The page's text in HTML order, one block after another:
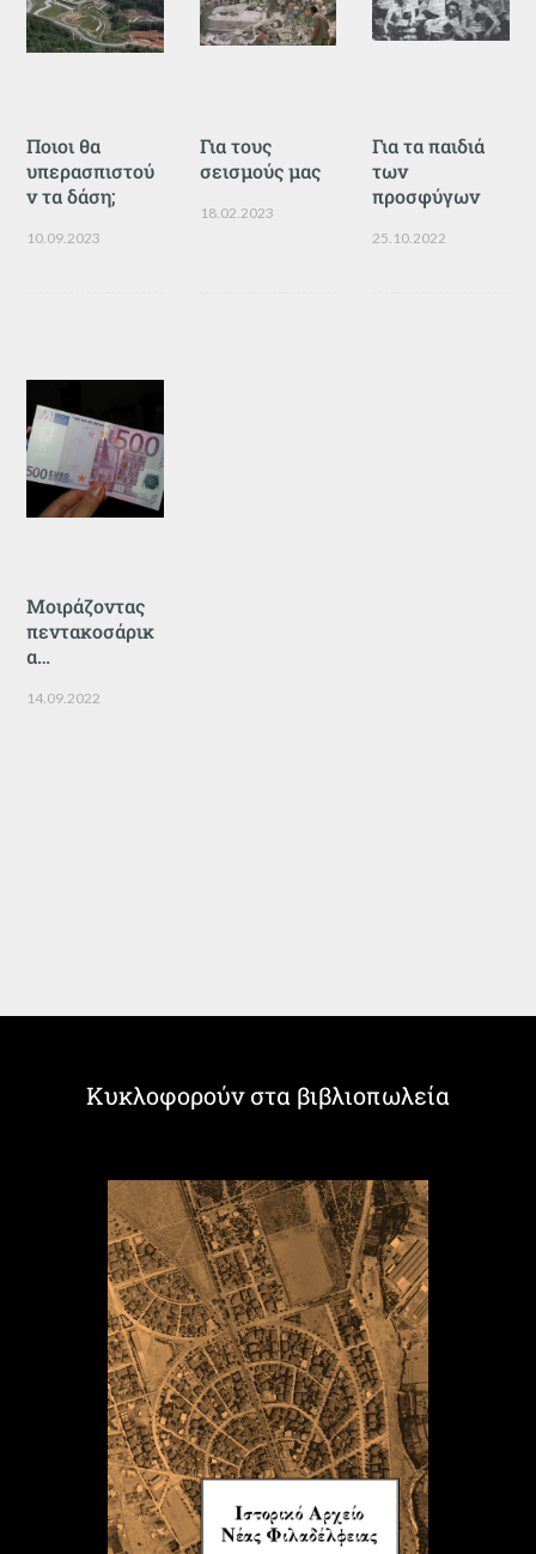
Ποιοι θα
υπερασπιστού
ν τα δάση;
10.09.2023
Για τους
σεισμούς μας
18.02.2023
Για τα παιδιά
των
προσφύγων
25.10.2022
Μοιράζοντας
πεντακοσάρικ
α…
14.09.2022
Κυκλοφορούν στα βιβλιοπωλεία